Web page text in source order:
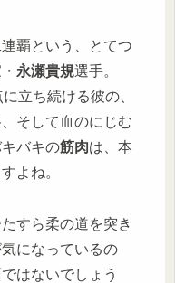
覇という、とてつ
永瀬貴規選手。
立ち続ける彼の、
そして血のにじむ
バキの筋肉は、本
よね。
すら柔の道を突き
になっているの
はないでしょう